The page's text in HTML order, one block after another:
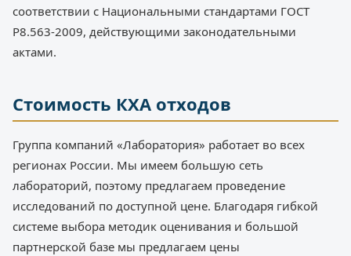
соответствии с Национальными стандартами ГОСТ
Р8.563-2009, действующими законодательными
актами.
Стоимость КХА отходов
Группа компаний «Лаборатория» работает во всех
регионах России. Мы имеем большую сеть
лабораторий, поэтому предлагаем проведение
исследований по доступной цене. Благодаря гибкой
системе выбора методик оценивания и большой
партнерской базе мы предлагаем цены